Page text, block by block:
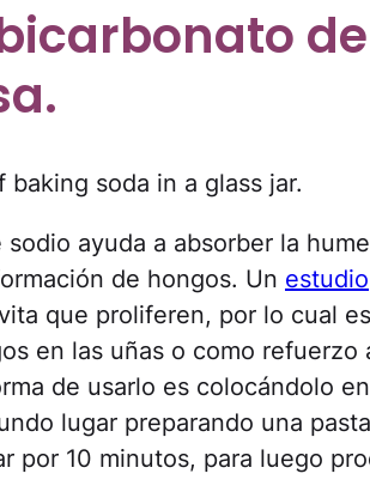
sodio ayuda a absorber la
de hongos. Un estudio
que proliferen, por lo cual
en las uñas o como refuerzo
de usarlo es colocándolo
lugar preparando una
por 10 minutos, para luego